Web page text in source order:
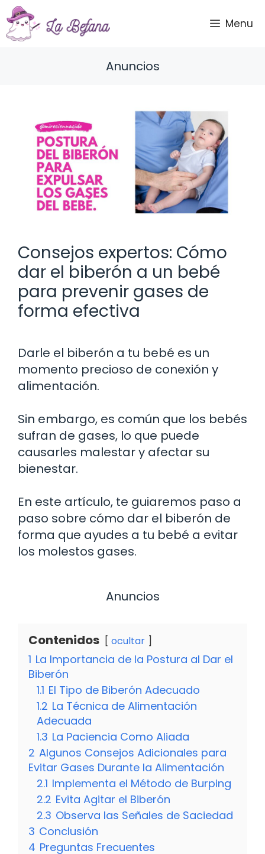
Saltar
al
contenido
Menu
Anuncios
Consejos expertos: Cómo
dar el biberón a un bebé
para prevenir gases de
forma efectiva
Darle el biberón a tu bebé es un
momento precioso de conexión y
alimentación.
Sin embargo, es común que los bebés
sufran de gases, lo que puede
causarles malestar y afectar su
bienestar.
En este artículo, te guiaremos paso a
paso sobre cómo dar el biberón de
forma que ayudes a tu bebé a evitar
los molestos gases.
Anuncios
Contenidos ocultar
1 La Importancia de la Postura al Dar el
Biberón
1.1 El Tipo de Biberón Adecuado
1.2 La Técnica de Alimentación
Adecuada
1.3 La Paciencia Como Aliada
2 Algunos Consejos Adicionales para
Evitar Gases Durante la Alimentación
2.1 Implementa el Método de Burping
2.2 Evita Agitar el Biberón
2.3 Observa las Señales de Saciedad
3 Conclusión
4 Preguntas Frecuentes